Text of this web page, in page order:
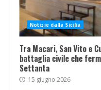
Notizie dalla Sicilia
Tra Macari, San Vito e
battaglia civile che
Settanta
15 giugno 2026